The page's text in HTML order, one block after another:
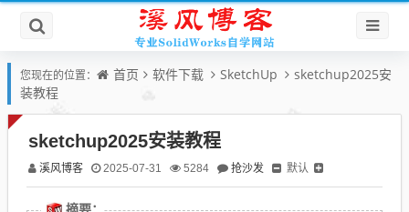
您现在的位置： 首页 软件下载 SketchUp
sketchup2025安
装教程
sketchup2025安装教程
溪风博客 2025-07-31 5284 抢沙发 默认